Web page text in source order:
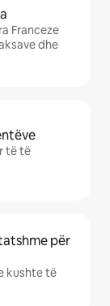
Franceze
dhe
të të
për
kushte të